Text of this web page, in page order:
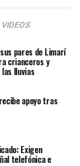
VIDEOS
pares de Limarí
crianceros y
lluvias
apoyo tras
Exigen
telefónica e